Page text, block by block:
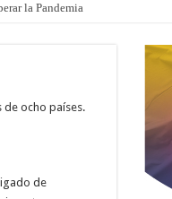
la Pandemia
de ocho países.
de